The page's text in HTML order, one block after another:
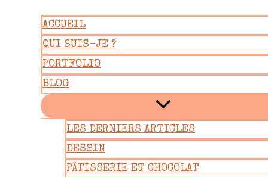
contenu
ACCUEIL
QUI SUIS-JE ?
PORTFOLIO
BLOG
LES DERNIERS ARTICLES
DESSIN
PÂTISSERIE ET CHOCOLAT